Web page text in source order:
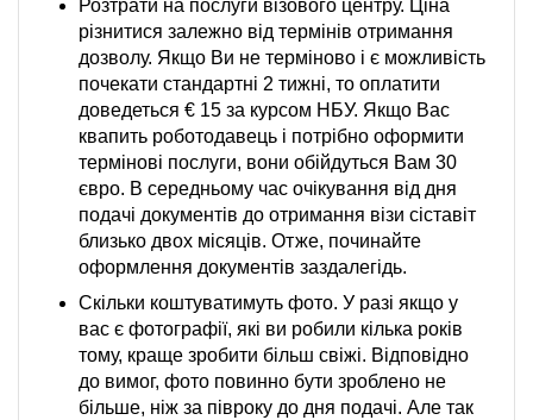
Розтрати на послуги візового центру. Ціна
різнитися залежно від термінів отримання
дозволу. Якщо Ви не терміново і є можливість
почекати стандартні 2 тижні, то оплатити
доведеться € 15 за курсом НБУ. Якщо Вас
квапить роботодавець і потрібно оформити
термінові послуги, вони обійдуться Вам 30
євро. В середньому час очікування від дня
подачі документів до отримання візи сіставіт
близько двох місяців. Отже, починайте
оформлення документів заздалегідь.
Скільки коштуватимуть фото. У разі якщо у
вас є фотографії, які ви робили кілька років
тому, краще зробити більш свіжі. Відповідно
до вимог, фото повинно бути зроблено не
більше, ніж за півроку до дня подачі. Але так